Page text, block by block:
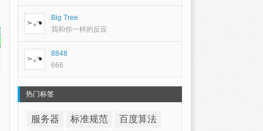
Big Tree
我和你一样的反应
8848
666
热门标签
服务器 标准规范
百度算法